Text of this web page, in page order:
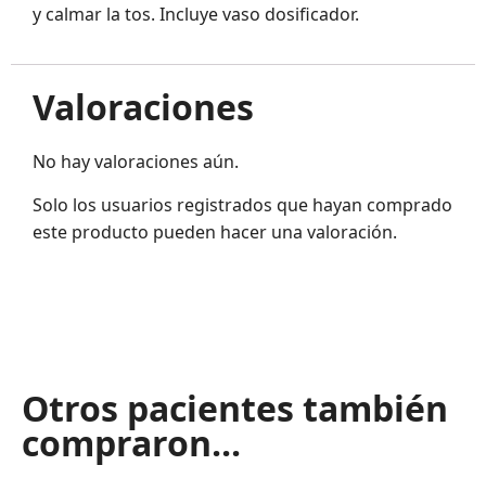
y calmar la tos. Incluye vaso dosificador.
Valoraciones
No hay valoraciones aún.
Solo los usuarios registrados que hayan comprado
este producto pueden hacer una valoración.
Otros pacientes también
compraron...